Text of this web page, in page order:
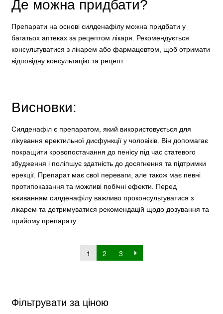
Де можна придбати?
Препарати на основі силденафілу можна придбати у
багатьох аптеках за рецептом лікаря. Рекомендується
консультуватися з лікарем або фармацевтом, щоб отримати
відповідну консультацію та рецепт.
Висновки:
Силденафіл є препаратом, який використовується для
лікування еректильної дисфункції у чоловіків. Він допомагає
покращити кровопостачання до пенісу під час статевого
збудження і поліпшує здатність до досягнення та підтримки
ерекції. Препарат має свої переваги, але також має певні
протипоказання та можливі побічні ефекти. Перед
вживанням силденафілу важливо проконсультуватися з
лікарем та дотримуватися рекомендацій щодо дозування та
прийому препарату.
1 2 3
Фільтрувати за ціною